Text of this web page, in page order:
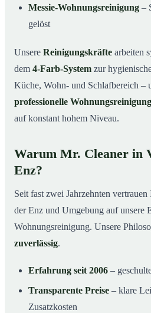
Messie-Wohnungsreinigung –
gelöst
Unsere Reinigungskräfte arbeiten
dem 4-Farb-System zur
Küche, Wohn- und Schlafbereich –
professionelle
auf konstant hohem Niveau.
Warum Mr. Cleaner in
Enz?
Seit fast zwei Jahrzehnten
der Enz und Umgebung auf unsere
Wohnungsreinigung. Unsere
zuverlässig.
Erfahrung seit 2006 –
Transparente Preise – klare
Zusatzkosten